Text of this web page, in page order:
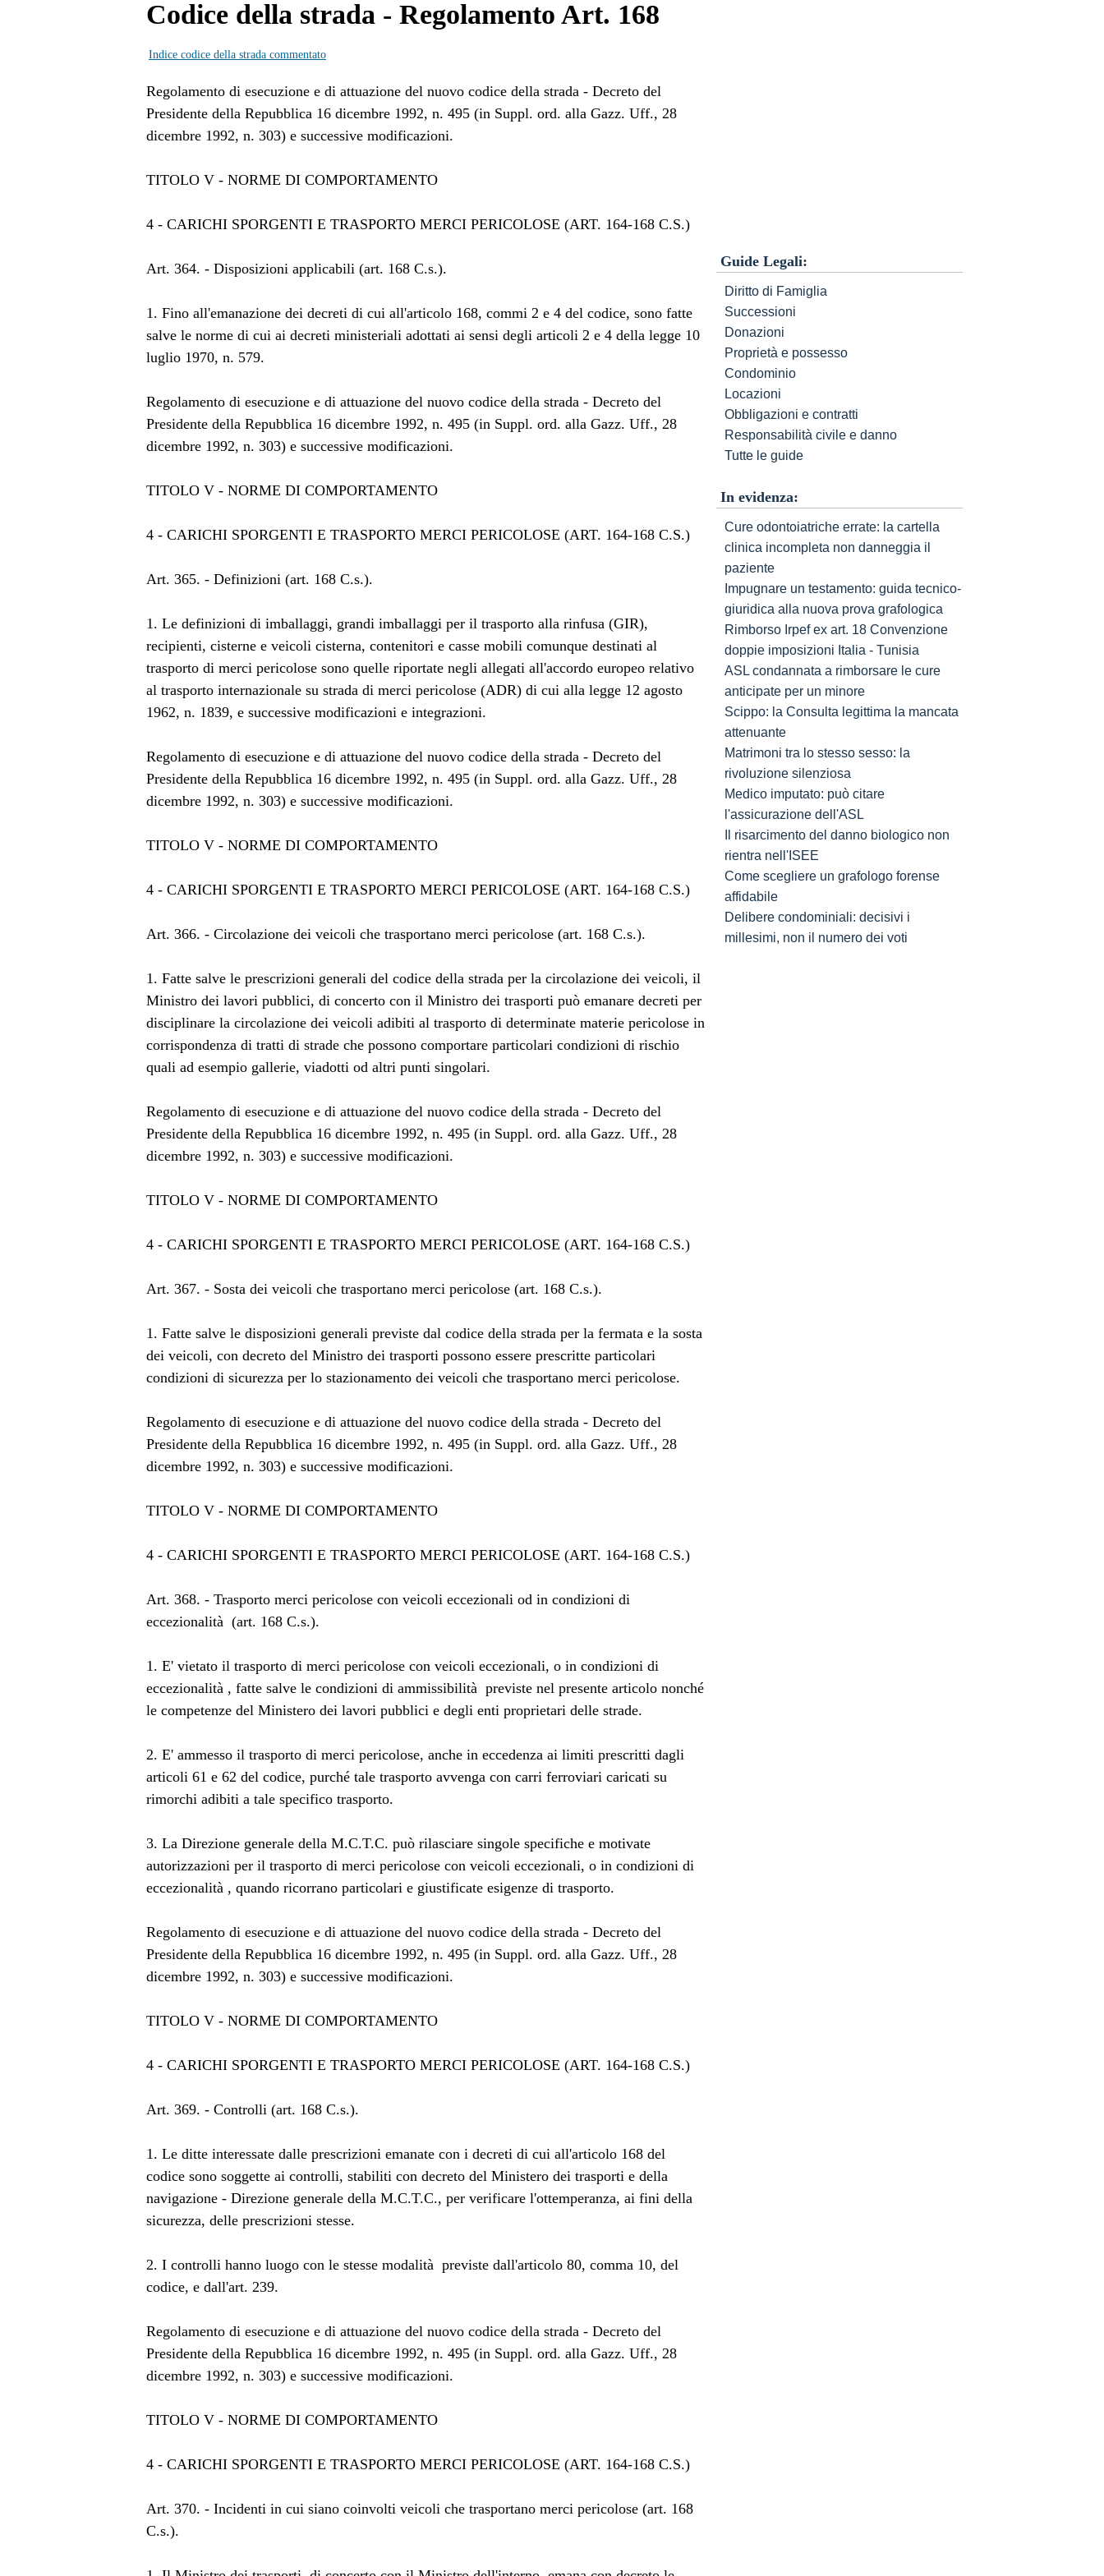
Codice della strada - Regolamento Art. 168
Indice codice della strada commentato
Regolamento di esecuzione e di attuazione del nuovo codice della strada - Decreto del
Presidente della Repubblica 16 dicembre 1992, n. 495 (in Suppl. ord. alla Gazz. Uff., 28
dicembre 1992, n. 303) e successive modificazioni.
TITOLO V - NORME DI COMPORTAMENTO
4 - CARICHI SPORGENTI E TRASPORTO MERCI PERICOLOSE (ART. 164-168 C.S.)
Art. 364. - Disposizioni applicabili (art. 168 C.s.).
1. Fino all'emanazione dei decreti di cui all'articolo 168, commi 2 e 4 del codice, sono fatte
salve le norme di cui ai decreti ministeriali adottati ai sensi degli articoli 2 e 4 della legge 10
luglio 1970, n. 579.
Regolamento di esecuzione e di attuazione del nuovo codice della strada - Decreto del
Presidente della Repubblica 16 dicembre 1992, n. 495 (in Suppl. ord. alla Gazz. Uff., 28
dicembre 1992, n. 303) e successive modificazioni.
TITOLO V - NORME DI COMPORTAMENTO
4 - CARICHI SPORGENTI E TRASPORTO MERCI PERICOLOSE (ART. 164-168 C.S.)
Art. 365. - Definizioni (art. 168 C.s.).
1. Le definizioni di imballaggi, grandi imballaggi per il trasporto alla rinfusa (GIR),
recipienti, cisterne e veicoli cisterna, contenitori e casse mobili comunque destinati al
trasporto di merci pericolose sono quelle riportate negli allegati all'accordo europeo relativo
al trasporto internazionale su strada di merci pericolose (ADR) di cui alla legge 12 agosto
1962, n. 1839, e successive modificazioni e integrazioni.
Regolamento di esecuzione e di attuazione del nuovo codice della strada - Decreto del
Presidente della Repubblica 16 dicembre 1992, n. 495 (in Suppl. ord. alla Gazz. Uff., 28
dicembre 1992, n. 303) e successive modificazioni.
TITOLO V - NORME DI COMPORTAMENTO
4 - CARICHI SPORGENTI E TRASPORTO MERCI PERICOLOSE (ART. 164-168 C.S.)
Art. 366. - Circolazione dei veicoli che trasportano merci pericolose (art. 168 C.s.).
1. Fatte salve le prescrizioni generali del codice della strada per la circolazione dei veicoli, il
Ministro dei lavori pubblici, di concerto con il Ministro dei trasporti può emanare decreti per
disciplinare la circolazione dei veicoli adibiti al trasporto di determinate materie pericolose in
corrispondenza di tratti di strade che possono comportare particolari condizioni di rischio
quali ad esempio gallerie, viadotti od altri punti singolari.
Regolamento di esecuzione e di attuazione del nuovo codice della strada - Decreto del
Presidente della Repubblica 16 dicembre 1992, n. 495 (in Suppl. ord. alla Gazz. Uff., 28
dicembre 1992, n. 303) e successive modificazioni.
TITOLO V - NORME DI COMPORTAMENTO
4 - CARICHI SPORGENTI E TRASPORTO MERCI PERICOLOSE (ART. 164-168 C.S.)
Art. 367. - Sosta dei veicoli che trasportano merci pericolose (art. 168 C.s.).
1. Fatte salve le disposizioni generali previste dal codice della strada per la fermata e la sosta
dei veicoli, con decreto del Ministro dei trasporti possono essere prescritte particolari
condizioni di sicurezza per lo stazionamento dei veicoli che trasportano merci pericolose.
Regolamento di esecuzione e di attuazione del nuovo codice della strada - Decreto del
Presidente della Repubblica 16 dicembre 1992, n. 495 (in Suppl. ord. alla Gazz. Uff., 28
dicembre 1992, n. 303) e successive modificazioni.
TITOLO V - NORME DI COMPORTAMENTO
4 - CARICHI SPORGENTI E TRASPORTO MERCI PERICOLOSE (ART. 164-168 C.S.)
Art. 368. - Trasporto merci pericolose con veicoli eccezionali od in condizioni di
eccezionalità (art. 168 C.s.).
1. E' vietato il trasporto di merci pericolose con veicoli eccezionali, o in condizioni di
eccezionalità , fatte salve le condizioni di ammissibilità previste nel presente articolo nonché
le competenze del Ministero dei lavori pubblici e degli enti proprietari delle strade.
2. E' ammesso il trasporto di merci pericolose, anche in eccedenza ai limiti prescritti dagli
articoli 61 e 62 del codice, purché tale trasporto avvenga con carri ferroviari caricati su
rimorchi adibiti a tale specifico trasporto.
3. La Direzione generale della M.C.T.C. può rilasciare singole specifiche e motivate
autorizzazioni per il trasporto di merci pericolose con veicoli eccezionali, o in condizioni di
eccezionalità , quando ricorrano particolari e giustificate esigenze di trasporto.
Regolamento di esecuzione e di attuazione del nuovo codice della strada - Decreto del
Presidente della Repubblica 16 dicembre 1992, n. 495 (in Suppl. ord. alla Gazz. Uff., 28
dicembre 1992, n. 303) e successive modificazioni.
TITOLO V - NORME DI COMPORTAMENTO
4 - CARICHI SPORGENTI E TRASPORTO MERCI PERICOLOSE (ART. 164-168 C.S.)
Art. 369. - Controlli (art. 168 C.s.).
1. Le ditte interessate dalle prescrizioni emanate con i decreti di cui all'articolo 168 del
codice sono soggette ai controlli, stabiliti con decreto del Ministero dei trasporti e della
navigazione - Direzione generale della M.C.T.C., per verificare l'ottemperanza, ai fini della
sicurezza, delle prescrizioni stesse.
2. I controlli hanno luogo con le stesse modalità previste dall'articolo 80, comma 10, del
codice, e dall'art. 239.
Regolamento di esecuzione e di attuazione del nuovo codice della strada - Decreto del
Presidente della Repubblica 16 dicembre 1992, n. 495 (in Suppl. ord. alla Gazz. Uff., 28
dicembre 1992, n. 303) e successive modificazioni.
TITOLO V - NORME DI COMPORTAMENTO
4 - CARICHI SPORGENTI E TRASPORTO MERCI PERICOLOSE (ART. 164-168 C.S.)
Art. 370. - Incidenti in cui siano coinvolti veicoli che trasportano merci pericolose (art. 168
C.s.).
Guide Legali:
Diritto di Famiglia
Successioni
Donazioni
Proprietà e possesso
Condominio
Locazioni
Obbligazioni e contratti
Responsabilità civile e danno
Tutte le guide
In evidenza:
Cure odontoiatriche errate: la cartella
clinica incompleta non danneggia il
paziente
Impugnare un testamento: guida tecnico-
giuridica alla nuova prova grafologica
Rimborso Irpef ex art. 18 Convenzione
doppie imposizioni Italia - Tunisia
ASL condannata a rimborsare le cure
anticipate per un minore
Scippo: la Consulta legittima la mancata
attenuante
Matrimoni tra lo stesso sesso: la
rivoluzione silenziosa
Medico imputato: può citare
l'assicurazione dell'ASL
Il risarcimento del danno biologico non
rientra nell'ISEE
Come scegliere un grafologo forense
affidabile
Delibere condominiali: decisivi i
millesimi, non il numero dei voti